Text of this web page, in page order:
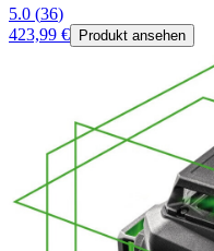
5.0 (36)
423,99 €
Produkt ansehen